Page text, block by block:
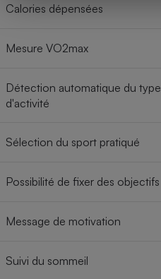
Calories dépensées
Mesure VO2max
Détection automatique du type
d'activité
Sélection du sport pratiqué
Possibilité de fixer des objectifs
Message de motivation
Suivi du sommeil